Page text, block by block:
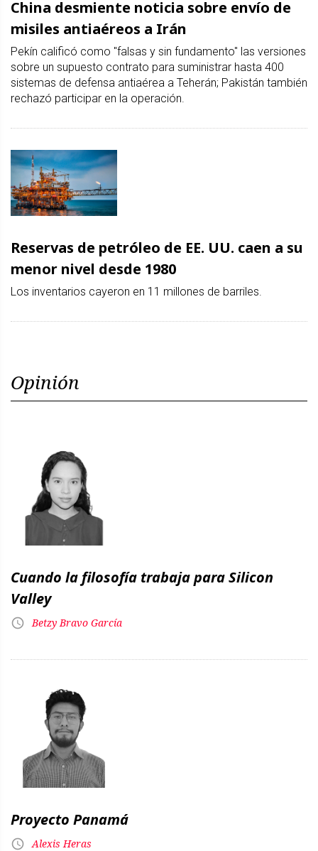
China desmiente noticia sobre envío de
misiles antiaéreos a Irán
Pekín calificó como "falsas y sin fundamento" las versiones
sobre un supuesto contrato para suministrar hasta 400
sistemas de defensa antiaérea a Teherán; Pakistán también
rechazó participar en la operación.
Reservas de petróleo de EE. UU. caen a su
menor nivel desde 1980
Los inventarios cayeron en 11 millones de barriles.
Opinión
Cuando la filosofía trabaja para Silicon
Valley
Betzy Bravo García
Proyecto Panamá
Alexis Heras